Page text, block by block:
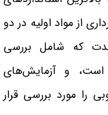
از مواد اولیه در دو
که شامل بررسی
است، و آزمایش‌های
را مورد بررسی قرار